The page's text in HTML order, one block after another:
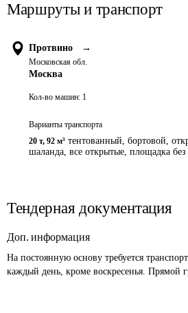
Маршруты и транспорт
Протвино →
Московская обл.
Москва
Кол-во машин: 1
Варианты транспорта
20 т, 92 м³ тентованный, бортовой,
шаланда, все открытые, площадка без
Тендерная документация
Доп. информация
На постоянную основу требуется
каждый день, кроме воскресенья. Прямой